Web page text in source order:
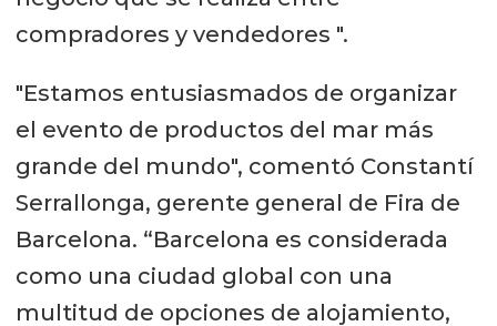
compradores y vendedores ".
"Estamos entusiasmados de organizar
el evento de productos del mar más
grande del mundo", comentó Constantí
Serrallonga, gerente general de Fira de
Barcelona. “Barcelona es considerada
como una ciudad global con una
multitud de opciones de alojamiento,